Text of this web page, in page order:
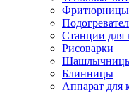
Фритюрницы
Станции для
Рисоварки
Блинницы
Аппарат для